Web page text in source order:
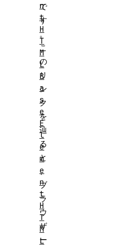
で
す
。
こ
の
リ
ン
ク
を
辿
る
と
、
ブ
ラ
ウ
ザ
ー
n
t
H
T
M
L
B
a
s
e
E
l
e
m
e
n
t
H
T
M
L